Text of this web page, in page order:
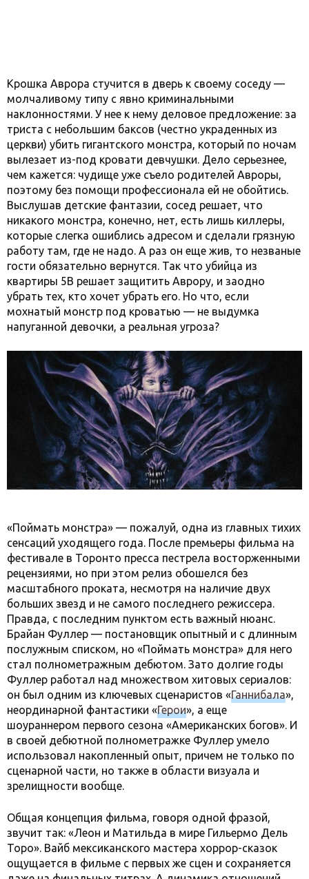
Крошка Аврора стучится в дверь к своему соседу —
молчаливому типу с явно криминальными
наклонностями. У нее к нему деловое предложение: за
триста с небольшим баксов (честно украденных из
церкви) убить гигантского монстра, который по ночам
вылезает из-под кровати девчушки. Дело серьезнее,
чем кажется: чудище уже съело родителей Авроры,
поэтому без помощи профессионала ей не обойтись.
Выслушав детские фантазии, сосед решает, что
никакого монстра, конечно, нет, есть лишь киллеры,
которые слегка ошиблись адресом и сделали грязную
работу там, где не надо. А раз он еще жив, то незваные
гости обязательно вернутся. Так что убийца из
квартиры 5В решает защитить Аврору, и заодно
убрать тех, кто хочет убрать его. Но что, если
мохнатый монстр под кроватью — не выдумка
напуганной девочки, а реальная угроза?
«Поймать монстра» — пожалуй, одна из главных тихих
сенсаций уходящего года. После премьеры фильма на
фестивале в Торонто пресса пестрела восторженными
рецензиями, но при этом релиз обошелся без
масштабного проката, несмотря на наличие двух
больших звезд и не самого последнего режиссера.
Правда, с последним пунктом есть важный нюанс.
Брайан Фуллер — постановщик опытный и с длинным
послужным списком, но «Поймать монстра» для него
стал полнометражным дебютом. Зато долгие годы
Фуллер работал над множеством хитовых сериалов:
он был одним из ключевых сценаристов «Ганнибала»,
неординарной фантастики «Герои», а еще
шоураннером первого сезона «Американских богов». И
в своей дебютной полнометражке Фуллер умело
использовал накопленный опыт, причем не только по
сценарной части, но также в области визуала и
зрелищности вообще.
Общая концепция фильма, говоря одной фразой,
звучит так: «Леон и Матильда в мире Гильермо Дель
Торо». Вайб мексиканского мастера хоррор-сказок
ощущается в фильме с первых же сцен и сохраняется